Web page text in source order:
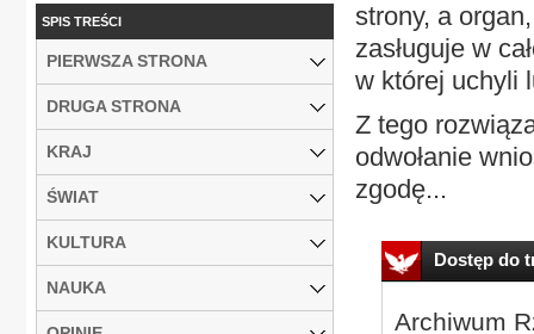
strony, a
zasługuje w
w której uchyli
Z tego
odwołanie
zgodę...
Dostęp do
Archiwum
SPIS TREŚCI
PIERWSZA STRONA
DRUGA STRONA
KRAJ
ŚWIAT
KULTURA
NAUKA